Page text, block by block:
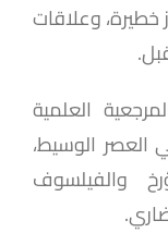
خطيرة، وعلاقات
العلمية
العصر الوسيط،
والفيلسوف